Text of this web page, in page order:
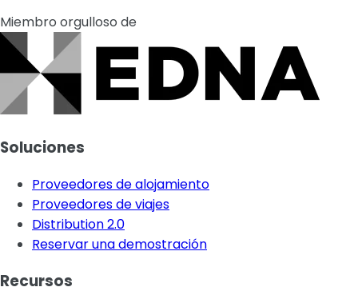
Miembro orgulloso de
Soluciones
Proveedores de alojamiento
Proveedores de viajes
Distribution 2.0
Reservar una demostración
Recursos